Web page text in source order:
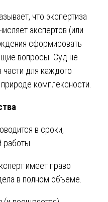
что экспертиза
экспертов (или
сформировать
вопросы. Суд не
части для каждого
комплексности.
в сроки,
имеет право
в полном объеме.